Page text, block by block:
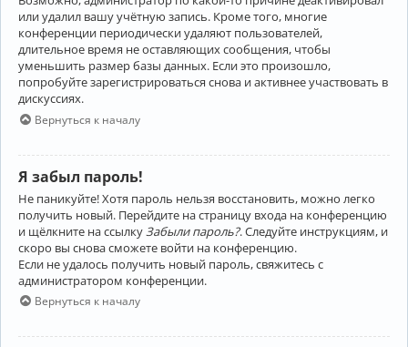
или удалил вашу учётную запись. Кроме того, многие
конференции периодически удаляют пользователей,
длительное время не оставляющих сообщения, чтобы
уменьшить размер базы данных. Если это произошло,
попробуйте зарегистрироваться снова и активнее участвовать в
дискуссиях.
Вернуться к началу
Я забыл пароль!
Не паникуйте! Хотя пароль нельзя восстановить, можно легко
получить новый. Перейдите на страницу входа на конференцию
и щёлкните на ссылку Забыли пароль?. Следуйте инструкциям, и
скоро вы снова сможете войти на конференцию.
Если не удалось получить новый пароль, свяжитесь с
администратором конференции.
Вернуться к началу